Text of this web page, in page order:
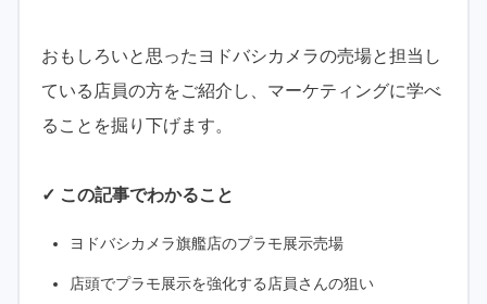
おもしろいと思ったヨドバシカメラの売場と担当し
ている店員の方をご紹介し、マーケティングに学べ
ることを掘り下げます。
✓ この記事でわかること
ヨドバシカメラ旗艦店のプラモ展示売場
店頭でプラモ展示を強化する店員さんの狙い